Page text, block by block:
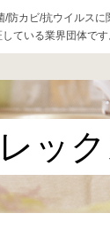
/防カビ/抗ウイルスに
ている業界団体です
レッ